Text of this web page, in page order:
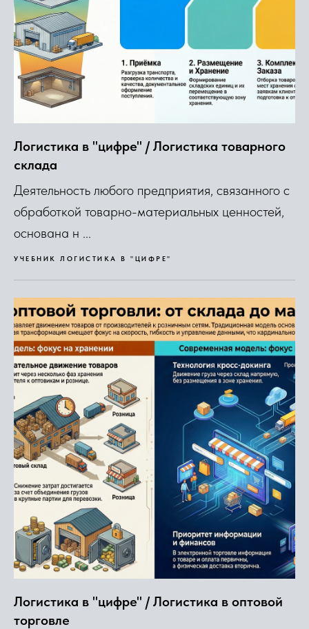
Логистика в "цифре" / Логистика товарного
склада
Деятельность любого предприятия, связанного с
обработкой товарно-материальных ценностей,
основана н ...
УЧЕБНИК ЛОГИСТИКА В "ЦИФРЕ"
Логистика в "цифре" / Логистика в оптовой
торговле